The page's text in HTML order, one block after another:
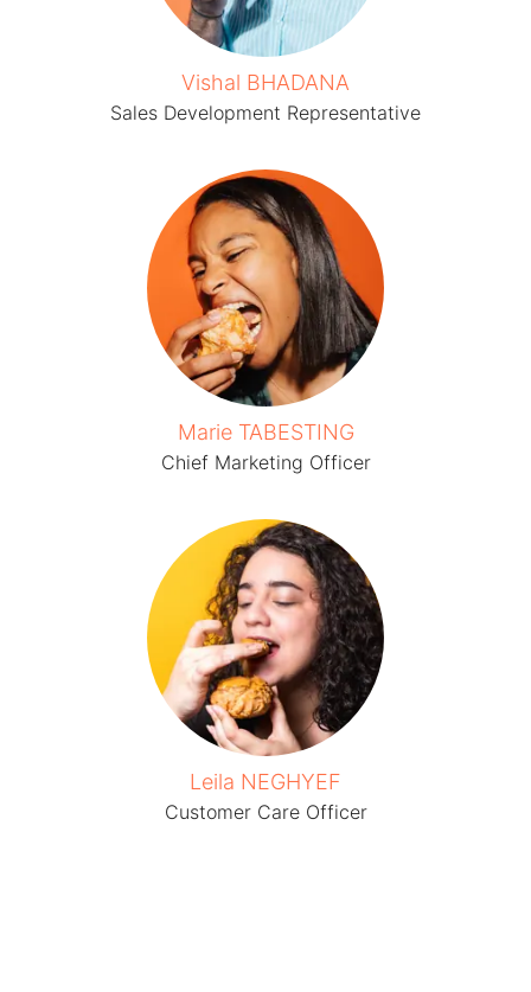
Vishal BHADANA
Sales Development Representative
Marie TABESTING
Chief Marketing Officer
Leila NEGHYEF
Customer Care Officer